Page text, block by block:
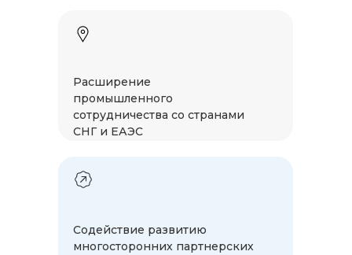
Содействие развитию
многосторонних партнерских
Расширение
промышленного
сотрудничества со странами
СНГ и ЕАЭС